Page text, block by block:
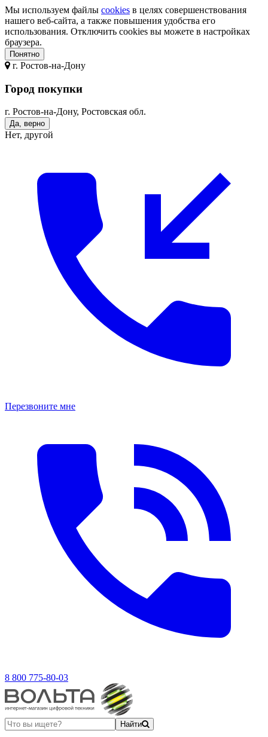
Мы используем файлы cookies в целях совершенствования
нашего веб-сайта, а также повышения удобства его
использования. Отключить cookies вы можете в настройках
браузера.
Понятно
г. Ростов-на-Дону
Город покупки
г. Ростов-на-Дону, Ростовская обл.
Да, верно
Нет, другой
Перезвоните мне
8 800 775-80-03
Найти